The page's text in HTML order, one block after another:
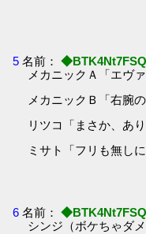
5 名前： ◆BTK4Nt7FSQ
メカニックＡ「エヴ
メカニックＢ「右腕
リツコ「まさか、あ
ミサト「フリも無し
6 名前： ◆BTK4Nt7FSQ
シンジ（ボケちゃダ